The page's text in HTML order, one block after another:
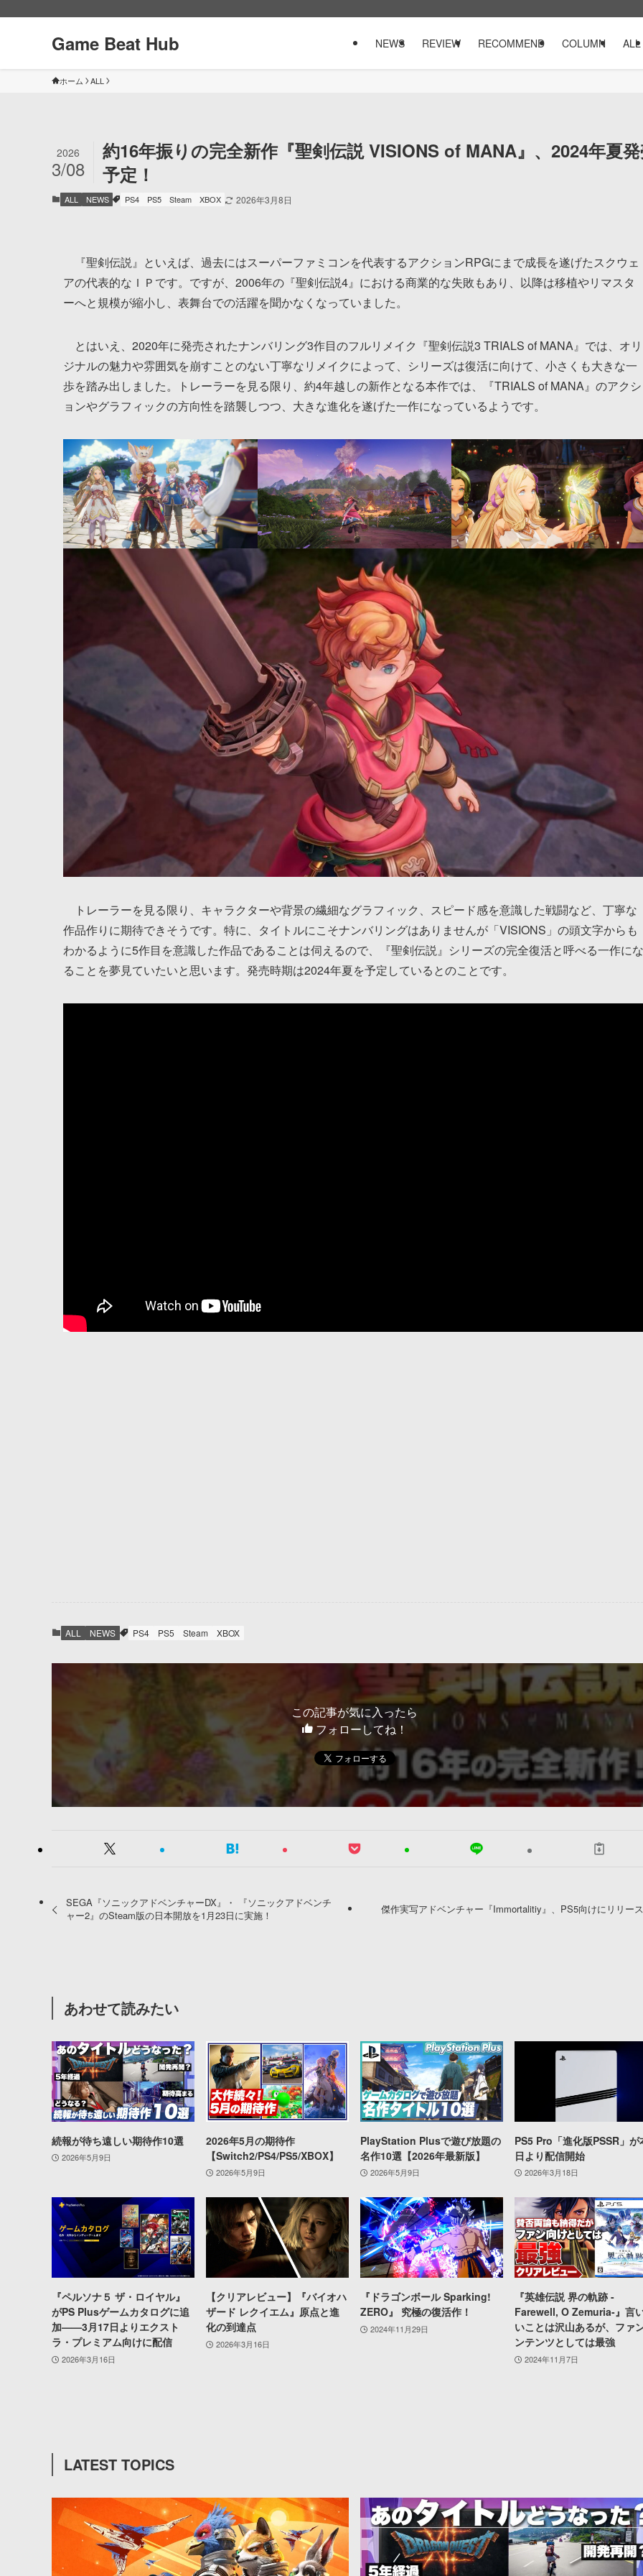
Game Beat Hub NEWS REVIEW RECOMMEND COLUMN ALL
ホーム ALL
約16年振りの完全新作『聖剣伝説 VISIONS of MANA』、2024年夏
予定！
2026
3/08
ALL NEWS PS4 PS5 Steam XBOX 2026年3月8日
『聖剣伝説』といえば、過去にはスーパーファミコンを代表するアクションRPGにまで成長を遂げたスクウェ
アの代表的なＩＰです。ですが、2006年の『聖剣伝説4』における商業的な失敗もあり、以降は移植やリマスタ
ーへと規模が縮小し、表舞台での活躍を聞かなくなっていました。
とはいえ、2020年に発売されたナンバリング3作目のフルリメイク『聖剣伝説3 TRIALS of MANA』では、オリ
ジナルの魅力や雰囲気を崩すことのない丁寧なリメイクによって、シリーズは復活に向けて、小さくも大きな一
歩を踏み出しました。トレーラーを見る限り、約4年越しの新作となる本作では、『TRIALS of MANA』のアクシ
ョンやグラフィックの方向性を踏襲しつつ、大きな進化を遂げた一作になっているようです。
トレーラーを見る限り、キャラクターや背景の繊細なグラフィック、スピード感を意識した戦闘など、丁寧な
作品作りに期待できそうです。特に、タイトルにこそナンバリングはありませんが「VISIONS」の頭文字からも
わかるように5作目を意識した作品であることは伺えるので、『聖剣伝説』シリーズの完全復活と呼べる一作にな
ることを夢見ていたいと思います。発売時期は2024年夏を予定しているとのことです。
ALL NEWS PS4 PS5 Steam XBOX
この記事が気に入ったら
フォローしてね！
SEGA『ソニックアドベンチャーDX』・ 『ソニックアドベンチ
ャー2』のSteam版の日本開放を1月23日に実施！
傑作実写アドベンチャー『Immortalitiy』、PS5向けにリリース
あわせて読みたい
続報が待ち遠しい期待作10選
2026年5月9日
2026年5月の期待作
【Switch2/PS4/PS5/XBOX】
2026年5月9日
PlayStation Plusで遊び放題の
名作10選【2026年最新版】
2026年5月9日
PS5 Pro「進化版PSSR」が
日より配信開始
2026年3月18日
『ペルソナ５ ザ・ロイヤル』
がPS Plusゲームカタログに追
加——3月17日よりエクスト
ラ・プレミアム向けに配信
2026年3月16日
【クリアレビュー】『バイオハ
ザード レクイエム』原点と進
化の到達点
2026年3月16日
『ドラゴンボール Sparking!
ZERO』 究極の復活作！
2024年11月29日
『英雄伝説 界の軌跡 -
Farewell, O Zemuria-』言
いことは沢山あるが、ファ
ンテンツとしては最強
2024年11月7日
LATEST TOPICS